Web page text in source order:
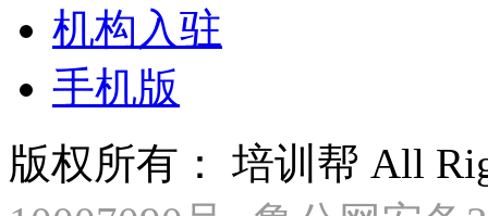
机构入驻
手机版
版权所有： 培训帮 All